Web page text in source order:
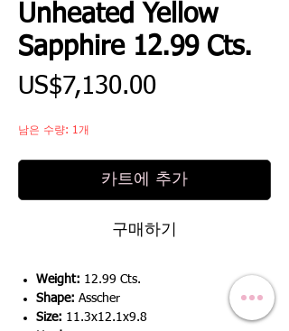
Unheated Yellow
Sapphire 12.99 Cts.
US$7,130.00가
남은 수량: 1개
카트에 추가
구매하기
Weight: 12.99 Cts.
Shape: Asscher
Size: 11.3x12.1x9.8